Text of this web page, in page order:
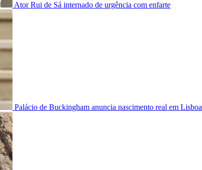
Ator Rui de Sá internado de urgência com enfarte
Palácio de Buckingham anuncia nascimento real em Lisboa